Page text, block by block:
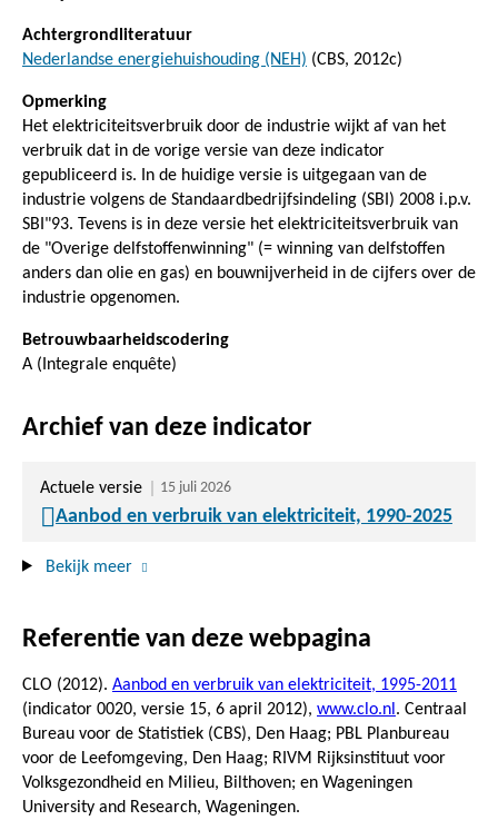
Achtergrondliteratuur
Nederlandse energiehuishouding (NEH) (CBS, 2012c)
Opmerking
Het elektriciteitsverbruik door de industrie wijkt af van het
verbruik dat in de vorige versie van deze indicator
gepubliceerd is. In de huidige versie is uitgegaan van de
industrie volgens de Standaardbedrijfsindeling (SBI) 2008 i.p.v.
SBI"93. Tevens is in deze versie het elektriciteitsverbruik van
de "Overige delfstoffenwinning" (= winning van delfstoffen
anders dan olie en gas) en bouwnijverheid in de cijfers over de
industrie opgenomen.
Betrouwbaarheidscodering
A (Integrale enquête)
Archief van deze indicator
Actuele versie 15 juli 2026
Aanbod en verbruik van elektriciteit, 1990-2025
Bekijk meer
Referentie van deze webpagina
CLO (2012). Aanbod en verbruik van elektriciteit, 1995-2011
(indicator 0020, versie 15, 6 april 2012), www.clo.nl . Centraal
Bureau voor de Statistiek (CBS), Den Haag; PBL Planbureau
voor de Leefomgeving, Den Haag; RIVM Rijksinstituut voor
Volksgezondheid en Milieu, Bilthoven; en Wageningen
University and Research, Wageningen.